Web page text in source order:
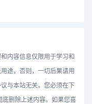
内容信息仅限用于学习和
途，否则，一切后果请用
与本站无关。您必须在下
删除上述内容。如果您喜